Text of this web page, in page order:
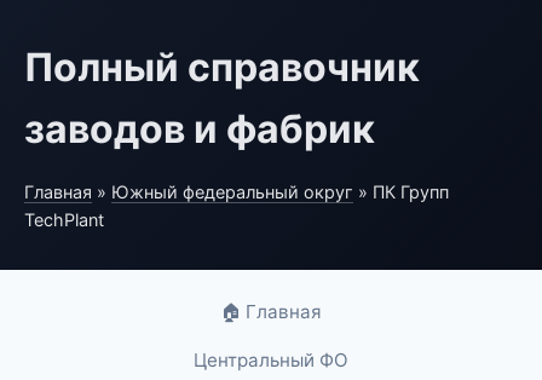
Полный справочник
заводов и фабрик
Главная » Южный федеральный округ » ПК Групп
TechPlant
🏠 Главная
Центральный ФО